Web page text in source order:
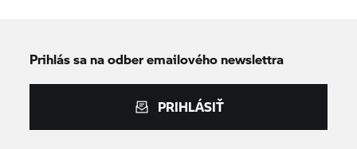
Prihlás sa na odber emailového newslettra
PRIHLÁSIŤ